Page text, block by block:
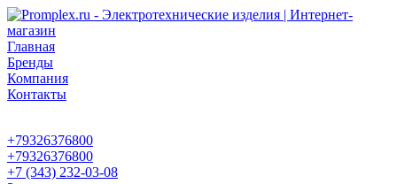
Главная
Бренды
Компания
Контакты
+79326376800
+79326376800
+7 (343) 232-03-08